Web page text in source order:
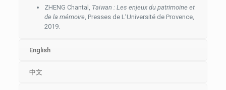
ZHENG Chantal, Taiwan : Les enjeux du patrimoine et
de la mémoire, Presses de L’Université de Provence,
2019.
English
中文